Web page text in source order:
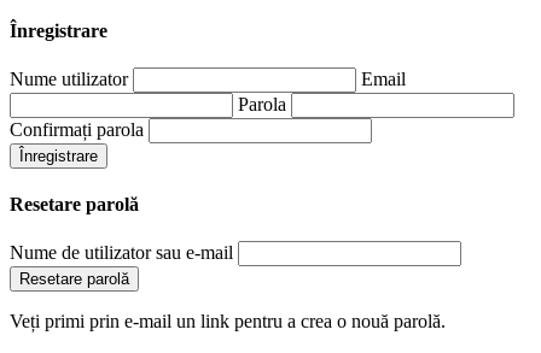
Înregistrare
Nume utilizator
Email
Parola
Confirmați parola
Înregistrare
Resetare parolă
Nume de utilizator sau e-mail
Resetare parolă
Veți primi prin e-mail un link pentru a crea o nouă parolă.